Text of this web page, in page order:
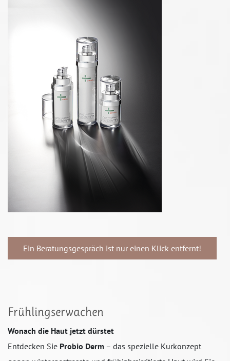
Ein Beratungsgespräch ist nur einen Klick entfernt!
Frühlingserwachen
Wonach die Haut jetzt dürstet
Entdecken Sie Probio Derm – das spezielle Kurkonzept